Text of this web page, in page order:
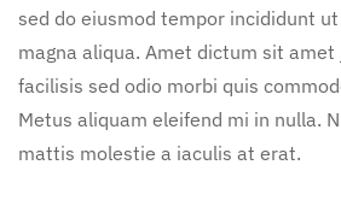
sed do eiusmod tempor incididunt
magna aliqua. Amet dictum sit amet
facilisis sed odio morbi quis
Metus aliquam eleifend mi in nulla.
mattis molestie a iaculis at erat.